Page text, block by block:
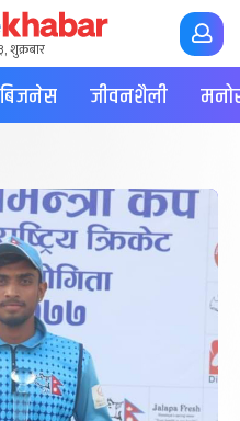
शुक्रबार
बिजनेस जीवनशैली